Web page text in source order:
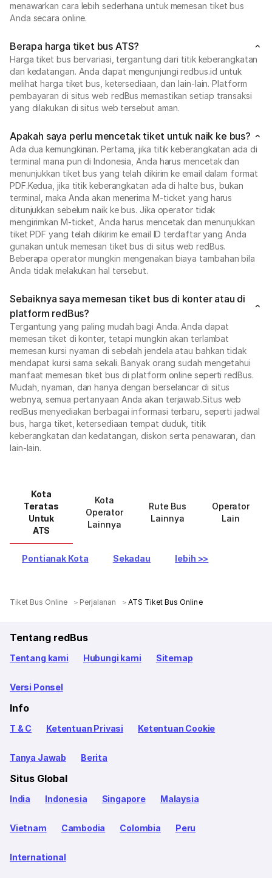
menawarkan cara lebih sederhana untuk memesan tiket bus
Anda secara online.
Berapa harga tiket bus ATS?
Harga tiket bus bervariasi, tergantung dari titik keberangkatan
dan kedatangan. Anda dapat mengunjungi redbus.id untuk
melihat harga tiket bus, ketersediaan, dan lain-lain. Platform
pembayaran di situs web redBus memastikan setiap transaksi
yang dilakukan di situs web tersebut aman.
Apakah saya perlu mencetak tiket untuk naik ke bus?
Ada dua kemungkinan. Pertama, jika titik keberangkatan ada di
terminal mana pun di Indonesia, Anda harus mencetak dan
menunjukkan tiket bus yang telah dikirim ke email dalam format
PDF.Kedua, jika titik keberangkatan ada di halte bus, bukan
terminal, maka Anda akan menerima M-ticket yang harus
ditunjukkan sebelum naik ke bus. Jika operator tidak
mengirimkan M-ticket, Anda harus mencetak dan menunjukkan
tiket PDF yang telah dikirim ke email ID terdaftar yang Anda
gunakan untuk memesan tiket bus di situs web redBus.
Beberapa operator mungkin mengenakan biaya tambahan bila
Anda tidak melakukan hal tersebut.
Sebaiknya saya memesan tiket bus di konter atau di
platform redBus?
Tergantung yang paling mudah bagi Anda. Anda dapat
memesan tiket di konter, tetapi mungkin akan terlambat
memesan kursi nyaman di sebelah jendela atau bahkan tidak
mendapat kursi sama sekali. Banyak orang sudah mengetahui
manfaat memesan tiket bus di platform online seperti redBus.
Mudah, nyaman, dan hanya dengan berselancar di situs
webnya, semua pertanyaan Anda akan terjawab.Situs web
redBus menyediakan berbagai informasi terbaru, seperti jadwal
bus, harga tiket, ketersediaan tempat duduk, titik
keberangkatan dan kedatangan, diskon serta penawaran, dan
lain-lain.
Kota
Teratas
Untuk
ATS
Kota
Operator
Lainnya
Rute Bus
Lainnya
Operator
Lain
Pontianak Kota Sekadau lebih >>
Tiket Bus Online ＞ Perjalanan ＞ATS Tiket Bus Online
Tentang redBus
Tentang kami Hubungi kami Sitemap
Versi Ponsel
Info
T & C Ketentuan Privasi Ketentuan Cookie
Tanya Jawab Berita
Situs Global
India Indonesia Singapore Malaysia
Vietnam Cambodia Colombia Peru
International